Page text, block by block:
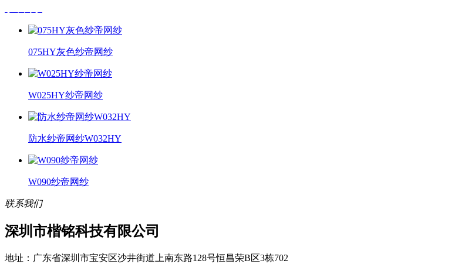
075HY灰色纱帝网纱
W025HY纱帝网纱
防水纱帝网纱W032HY
W090纱帝网纱
联系我们
深圳市楷铭科技有限公司
地址：广东省深圳市宝安区沙井街道上南东路128号恒昌荣B区3栋702